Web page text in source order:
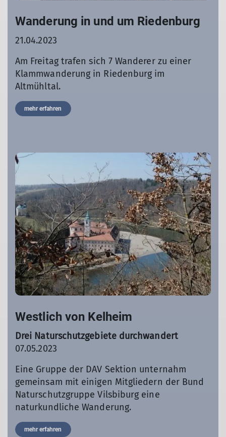
Wanderung in und um Riedenburg
21.04.2023
Am Freitag trafen sich 7 Wanderer zu einer
Klammwanderung in Riedenburg im
Altmühltal.
mehr erfahren
Westlich von Kelheim
Drei Naturschutzgebiete durchwandert
07.05.2023
Eine Gruppe der DAV Sektion unternahm
gemeinsam mit einigen Mitgliedern der Bund
Naturschutzgruppe Vilsbiburg eine
naturkundliche Wanderung.
mehr erfahren